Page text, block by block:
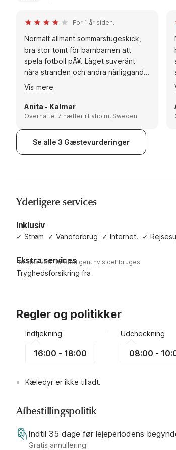
For 1 år siden.
Normalt allmänt sommarstugeskick,
bra stor tomt för barnbarnen att
spela fotboll pÃ¥. Läget suveränt
nära stranden och andra närliggande
utflyktsmÃ¥l. Mysig inglasad veranda.
Rekommendationer: Mysiga
utflyktsmÃ¥l som vi var pÃ¥, Hovs
hallar, bada och krabbfiske i Kattviks
hamn, bÃ¥t frÃ¥n Torekov till Hallands
Väderö, Norrvikens trädgÃ¥rdar,
Vis mere
Anita - Kalmar
Overnattet 7 nætter i Laholm, Sweden
Se alle 3 Gæstevurderinger
Yderligere services
Inklusiv
✓ Strøm ✓ Vandforbrug ✓ Internet. ✓
Ekstra services
Betales ved ferieboligen, hvis det bruges
Tryghedsforsikring fra
Regler og politikker
Indtjekning
16:00 - 18:00
Udcheckning
08:00 -
Kæledyr er ikke tilladt.
Afbestillingspolitik
Indtil 35 dage før lejeperiodens
Gratis annullering